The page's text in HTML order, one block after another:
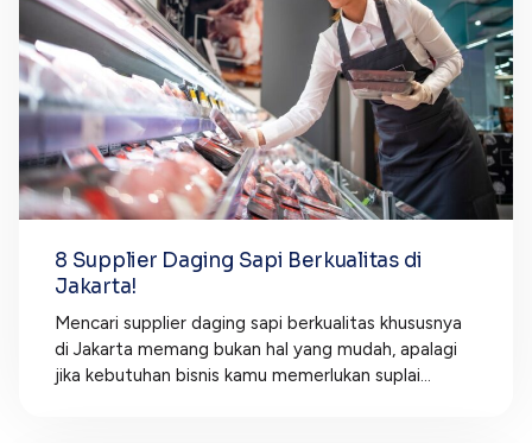
8 Supplier Daging Sapi Berkualitas di
Jakarta!
Mencari supplier daging sapi berkualitas khususnya
di Jakarta memang bukan hal yang mudah, apalagi
jika kebutuhan bisnis kamu memerlukan suplai...